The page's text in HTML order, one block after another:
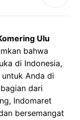
Ulu
bahwa
di Indonesia,
Anda di
dari
Indomaret
bersemangat